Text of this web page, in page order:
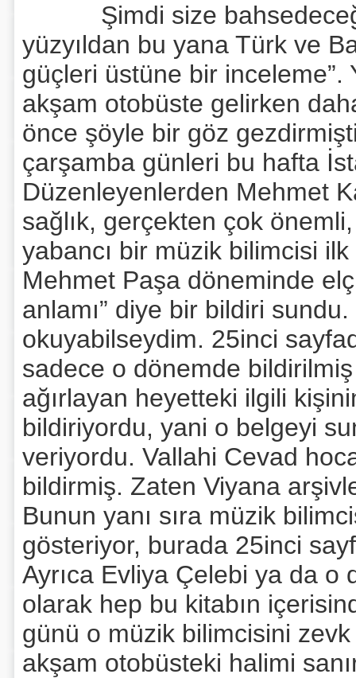
Şimdi size
yüzyıldan bu yana Türk ve
güçleri üstüne bir inceleme”.
akşam otobüste gelirken
önce şöyle bir göz
çarşamba günleri bu hafta
Düzenleyenlerden Mehmet
sağlık, gerçekten çok
yabancı bir müzik bilimcisi
Mehmet Paşa döneminde
anlamı” diye bir bildiri
okuyabilseydim. 25inci
sadece o dönemde
ağırlayan heyetteki ilgili
bildiriyordu, yani o belgeyi
veriyordu. Vallahi Cevad
bildirmiş. Zaten Viyana
Bunun yanı sıra müzik
gösteriyor, burada 25inci
Ayrıca Evliya Çelebi ya da
olarak hep bu kitabın
günü o müzik bilimcisini
akşam otobüsteki halimi